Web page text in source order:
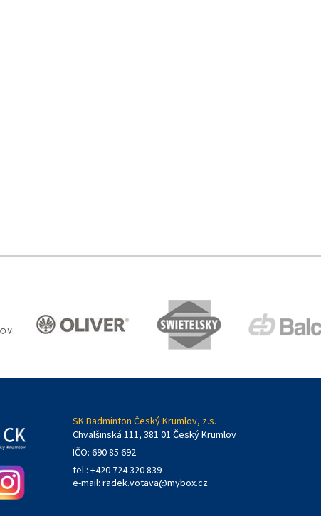
SK Badminton Český Krumlov, z.s.
Chvalšinská 111, 381 01 Český Krumlov
IČO: 690 85 692
tel.: +420 724 320 839
e-mail: radek.votava@mybox.cz